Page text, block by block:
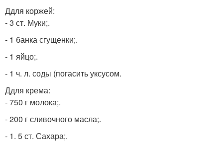
Ддля коржей:
- 3 ст. Муки;.
- 1 банка сгущенки;.
- 1 яйцо;.
- 1 ч. л. соды (погасить уксусом.
Ддля крема:
- 750 г молока;.
- 200 г сливочного масла;.
- 1. 5 ст. Сахара;.